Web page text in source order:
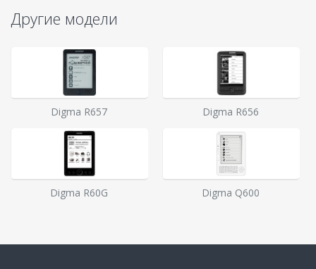
Другие модели
Digma R657 Digma R656
Digma R60G Digma Q600